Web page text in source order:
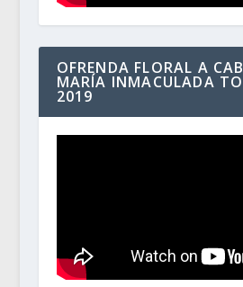
OFRENDA FLORAL A
MARÍA INMACULADA
2019